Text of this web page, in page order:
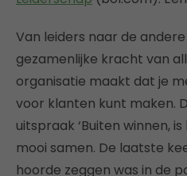
Van leiders naar de
gezamenlijke kracht van
organisatie maakt dat je
voor klanten kunt maken.
uitspraak ‘Buiten winnen,
mooi samen. De laatste
hoorde zeggen was in de